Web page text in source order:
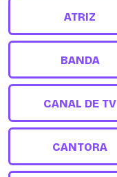
ATRIZ
BANDA
CANAL DE TV
CANTORA